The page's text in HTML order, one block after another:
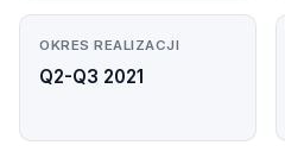
OKRES REALIZACJI
Q2-Q3 2021